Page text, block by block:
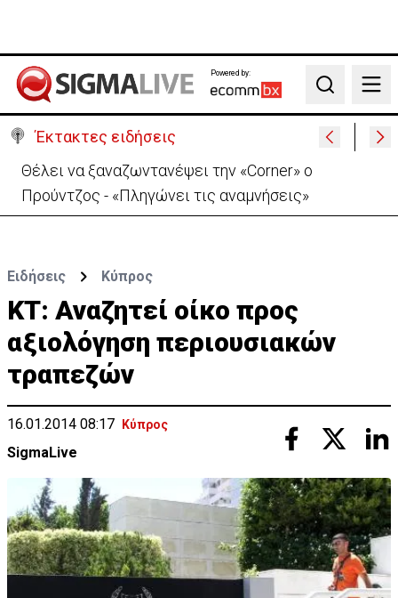
Powered by:
Search
Έκτακτες ειδήσεις
Θέλει να ξαναζωντανέψει την «Corner» o
Προύντζος - «Πληγώνει τις αναμνήσεις»
Ειδήσεις Κύπρος
ΚΤ: Αναζητεί οίκο προς
αξιολόγηση περιουσιακών
τραπεζών
16.01.2014 08:17 Κύπρος
SigmaLive